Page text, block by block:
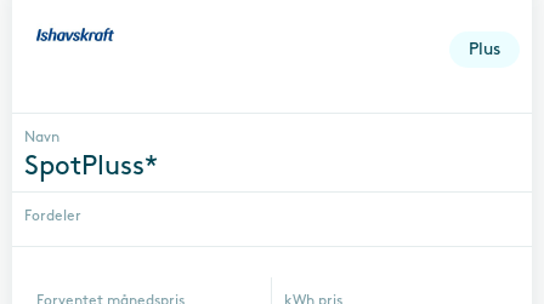
Plus
Navn
SpotPluss*
Fordeler
Forventet månedspris kWh pris